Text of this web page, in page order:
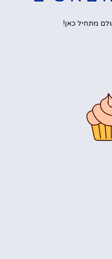
מתחיל כאן!